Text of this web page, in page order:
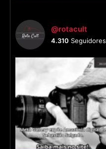
@rotacult
4.310 Seguidores